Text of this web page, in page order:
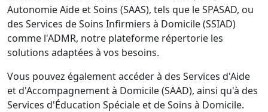
Autonomie Aide et Soins (SAAS), tels que le SPASAD, ou
des Services de Soins Infirmiers à Domicile (SSIAD)
comme l'ADMR, notre plateforme répertorie les
solutions adaptées à vos besoins.
Vous pouvez également accéder à des Services d'Aide
et d'Accompagnement à Domicile (SAAD), ainsi qu'à des
Services d'Éducation Spéciale et de Soins à Domicile.